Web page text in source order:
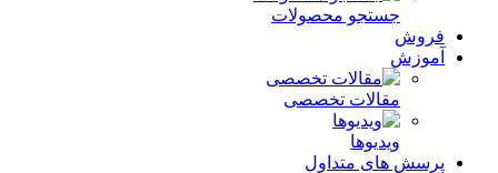
جستجو محصولات
فروش
آموزش
مقالات تخصصی
ویدیوها
پرسش های متداول